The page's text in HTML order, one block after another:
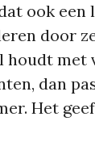
ook een
door
houdt met
dan
Het